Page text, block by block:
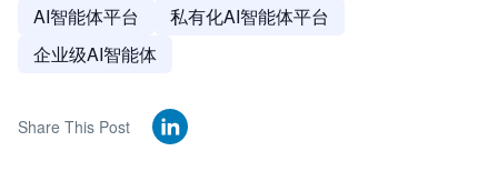
AI智能体平台
私有化AI智能体平台
企业级AI智能体
Share This Post